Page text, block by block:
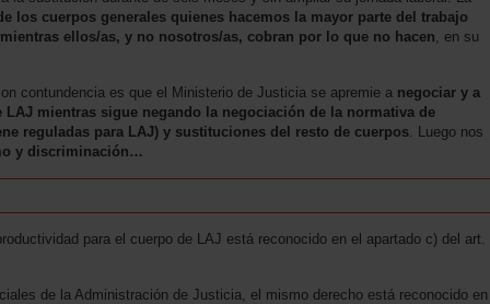
los cuerpos generales quienes hacemos la mayor parte del trabajo
ellos/as, y no nosotros/as, cobran por lo que no hacen , en su
contundencia es que el Ministerio de Justicia se apremie a negociar y a
mientras sigue negando la negociación de la normativa de
reguladas para LAJ) y sustituciones del resto de cuerpos . Luego nos
y discriminación…
para el cuerpo de LAJ está reconocido en el apartado c) del art.
de la Administración de Justicia, el mismo derecho está reconocido en